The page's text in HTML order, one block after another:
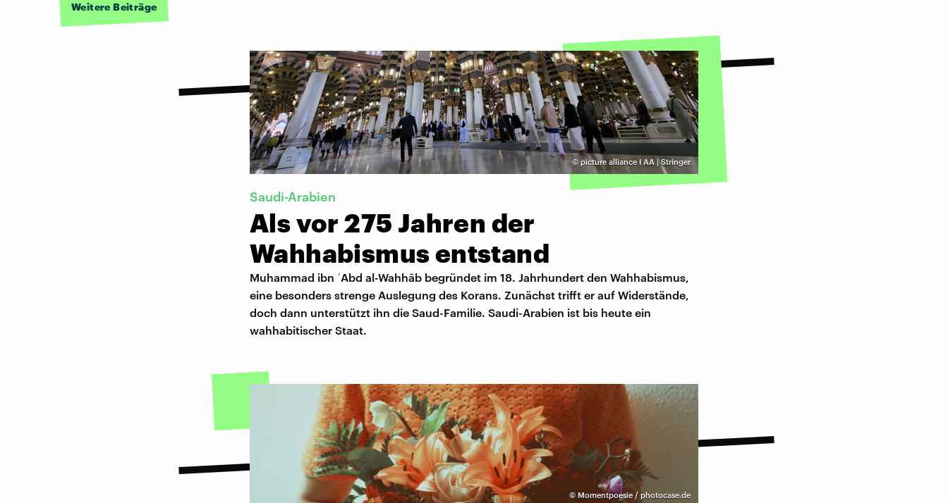
Weitere Beiträge
© picture alliance I AA | Stringer
Saudi-Arabien
Als vor 275 Jahren der
Wahhabismus entstand
Muhammad ibn ʿAbd al-Wahhāb begründet im 18. Jahrhundert den Wahhabismus,
eine besonders strenge Auslegung des Korans. Zunächst trifft er auf Widerstände,
doch dann unterstützt ihn die Saud-Familie. Saudi-Arabien ist bis heute ein
wahhabitischer Staat.
© Momentpoesie / photocase.de